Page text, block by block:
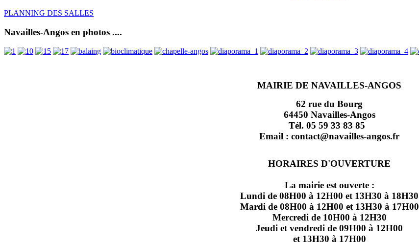
PLANNING DES SALLES
Navailles-Angos en photos ....
MAIRIE DE NAVAILLES-ANGOS
62 rue du Bourg
64450 Navailles-Angos
Tél. 05 59 33 83 85
Email : contact@navailles-angos.fr
HORAIRES D'OUVERTURE
La mairie est ouverte :
Lundi de 08H00 à 12H00 et 13H30 à 18H30
Mardi de 08H00 à 12H00 et 13H30 à 17H00
Mercredi de 10H00 à 12H30
Jeudi et vendredi de 09H00 à 12H00
et 13H30 à 17H00